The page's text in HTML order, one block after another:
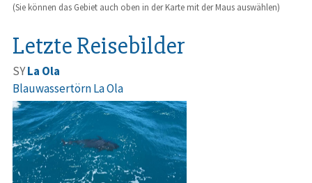
(Sie können das Gebiet auch oben in der Karte mit der Maus auswählen)
Letzte Reisebilder
SYLa Ola
Blauwassertörn La Ola